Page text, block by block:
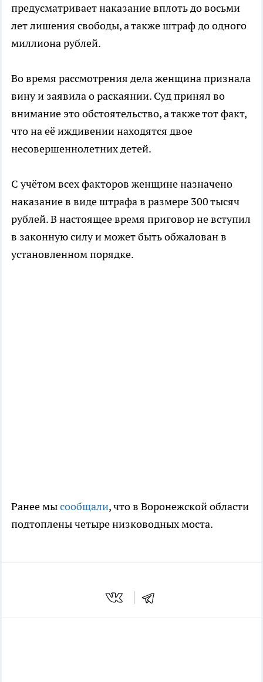
предусматривает наказание вплоть до восьми
лет лишения свободы, а также штраф до одного
миллиона рублей.
Во время рассмотрения дела женщина признала
вину и заявила о раскаянии. Суд принял во
внимание это обстоятельство, а также тот факт,
что на её иждивении находятся двое
несовершеннолетних детей.
С учётом всех факторов женщине назначено
наказание в виде штрафа в размере 300 тысяч
рублей. В настоящее время приговор не вступил
в законную силу и может быть обжалован в
установленном порядке.
Ранее мысообщали, что в Воронежской области
подтоплены четыре низководных моста.